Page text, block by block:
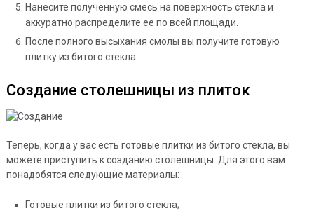
Нанесите полученную смесь на поверхность стекла и
аккуратно распределите ее по всей площади.
После полного высыхания смолы вы получите готовую
плитку из битого стекла.
Создание столешницы из плиток
Теперь, когда у вас есть готовые плитки из битого стекла, вы
можете приступить к созданию столешницы. Для этого вам
понадобятся следующие материалы:
Готовые плитки из битого стекла;